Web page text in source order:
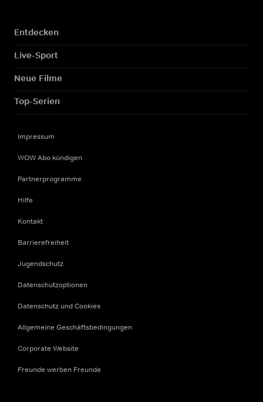
Entdecken
Live-Sport
Neue Filme
Top-Serien
Impressum
WOW Abo kündigen
Partnerprogramme
Hilfe
Kontakt
Barrierefreiheit
Jugendschutz
Datenschutzoptionen
Datenschutz und Cookies
Allgemeine Geschäftsbedingungen
Corporate Website
Freunde werben Freunde